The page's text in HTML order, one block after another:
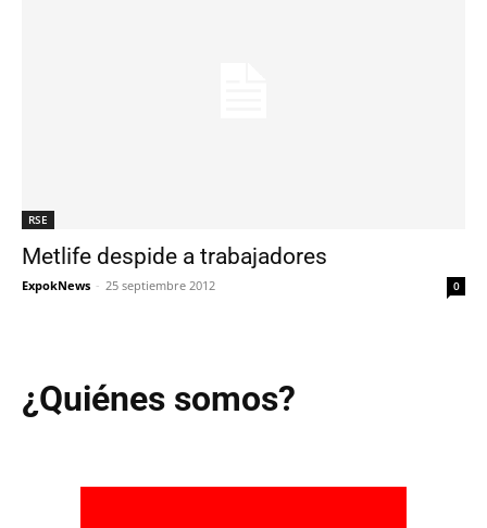
RSE
Metlife despide a trabajadores
ExpokNews - 25 septiembre 2012 0
¿Quiénes somos?